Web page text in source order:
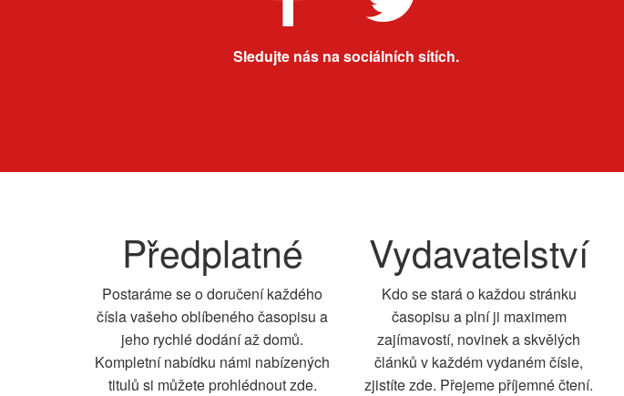
Sledujte nás na sociálních sítích.
Předplatné
Postaráme se o doručení každého
čísla vašeho oblíbeného časopisu a
jeho rychlé dodání až domů.
Kompletní nabídku námi nabízených
titulů si můžete prohlédnout zde.
Vydavatelství
Kdo se stará o každou stránku
časopisu a plní ji maximem
zajímavostí, novinek a skvělých
článků v každém vydaném čísle,
zjistíte zde. Přejeme příjemné čtení.